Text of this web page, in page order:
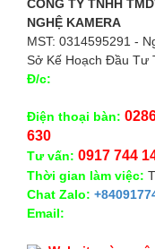
CÔNG TY TNHH
NGHỆ KAMERA
MST: 0314595291 -
Sở Kế Hoạch Đầu Tư
Đ/c:
Điện thoại bàn:
630
Tư vấn: 0917 744
Thời gian làm việc:
Chat Zalo:
Email: